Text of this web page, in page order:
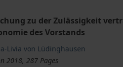
zu der Zulässigkeit
des Vorstands
Livia von Lüdinghausen
2018, 287 Pages